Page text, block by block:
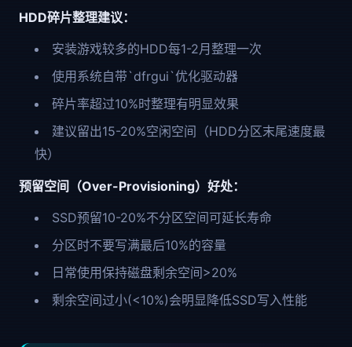
HDD碎片整理建议：
安装游戏较多的HDD每1-2月整理一次
使用系统自带`dfrgui`优化驱动器
碎片率超过10%时整理有明显效果
建议留出15-20%空闲空间（HDD分区末尾速度最
快）
预留空间（Over-Provisioning）好处：
SSD预留10-20%不分区空间可延长寿命
分区时不要写满最后10%的容量
日常使用保持磁盘剩余空间>20%
剩余空间过小(<10%)会明显降低SSD写入性能